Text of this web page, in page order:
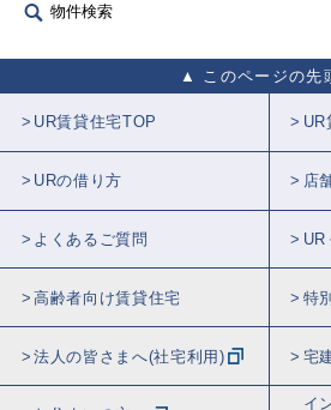
物件検索
このページの先
UR賃貸住宅TOP UR
URの借り方 店
よくあるご質問 UR
高齢者向け賃貸住宅 特
法人の皆さまへ(社宅利用) 宅
イ